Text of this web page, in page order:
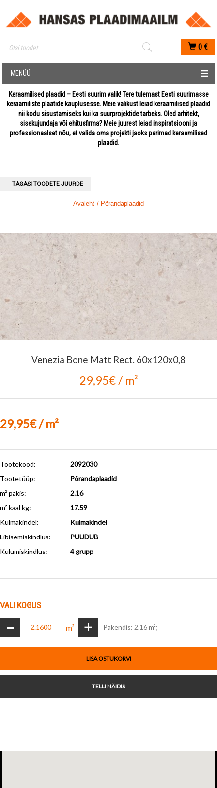
Mobiilis otsimise sisestus
0 €
MENÜÜ
Keraamilised plaadid – Eesti suurim valik! Tere tulemast Eesti suurimasse
keraamiliste plaatide kauplusesse. Meie valikust leiad keraamilised plaadid
nii kodu sisustamiseks kui ka suurprojektide tarbeks. Oled arhitekt,
sisekujundaja või ehitusfirma? Meie juurest leiad inspiratsiooni ja
professionaalset nõu, et valida oma projekti jaoks parimad keraamilised
plaadid.
TAGASI TOODETE JUURDE
Avaleht / Põrandaplaadid
Venezia Bone Matt Rect. 60x120x0,8
29,95€ / m²
29,95€ / m²
Tootekood:
2092030
Tootetüüp:
Põrandaplaadid
m² pakis:
2.16
m² kaal kg:
17.59
Külmakindel:
Külmakindel
Libisemiskindlus:
PUUDUB
Kulumiskindlus: 4 grupp
VALI KOGUS
- m² + Pakendis: 2.16 m²;
LISA OSTUKORVI
TELLI NÄIDIS